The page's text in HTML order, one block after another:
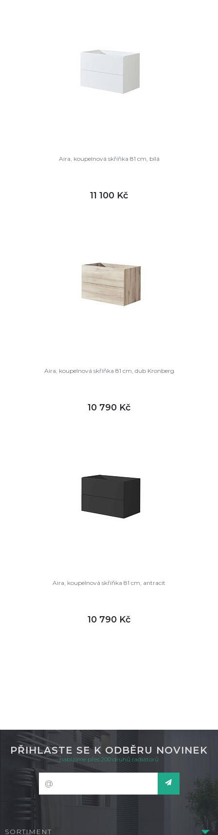
Aira, koupelnová skříňka 81 cm, bílá
11 100 Kč
Aira, koupelnová skříňka 81 cm, dub Kronberg
10 790 Kč
Aira, koupelnová skříňka 81 cm, antracit
10 790 Kč
PŘIHLASTE SE K ODBĚRU NOVINEK
nabízíme přes 200 druhů radiátorů
SORTIMENT